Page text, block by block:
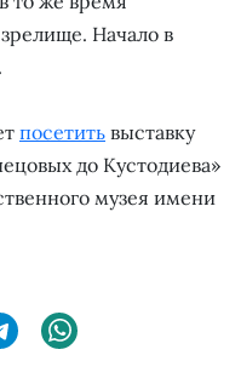
Начало в
посетить выставку
до Кустодиева»
музея имени